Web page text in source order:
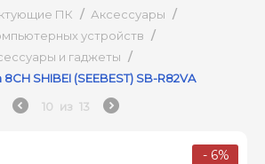
ПК / Аксессуары /
устройств /
и гаджеты /
SHIBEI (SEEBEST) SB-R82VA
10 из 13
- 6%